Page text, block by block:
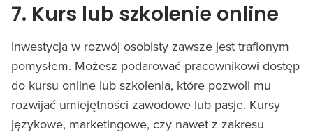
7. Kurs lub szkolenie online
Inwestycja w rozwój osobisty zawsze jest trafionym
pomysłem. Możesz podarować pracownikowi dostęp
do kursu online lub szkolenia, które pozwoli mu
rozwijać umiejętności zawodowe lub pasje. Kursy
językowe, marketingowe, czy nawet z zakresu